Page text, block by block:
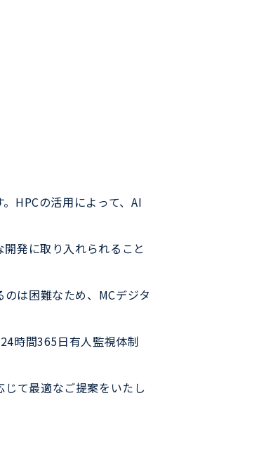
HPCの活用によって、AI
発に取り入れられること
は困難なため、MCデジタ
時間365日有人監視体制
て最適なご提案をいたし